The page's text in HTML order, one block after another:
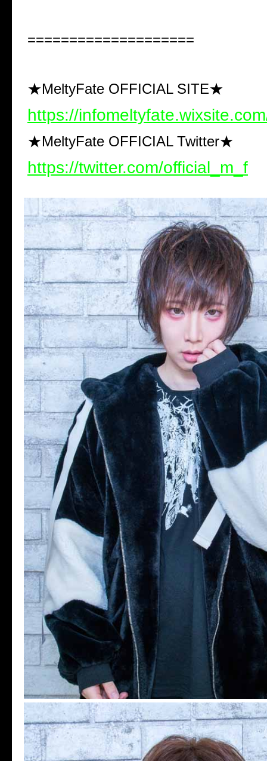
====================
★MeltyFate OFFICIAL SITE★
https://
★MeltyFate OFFICIAL Twitter★
https://twitter.com/official_m_f